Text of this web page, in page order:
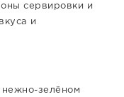
сервировки и
и
зелёном